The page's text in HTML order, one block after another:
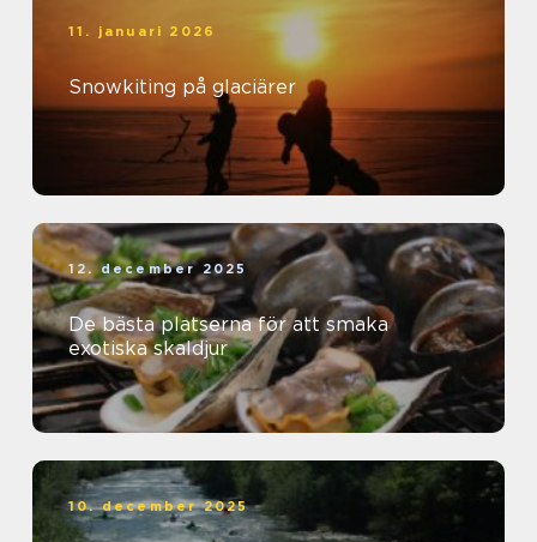
11. januari 2026
Snowkiting på glaciärer
12. december 2025
De bästa platserna för att smaka
exotiska skaldjur
10. december 2025